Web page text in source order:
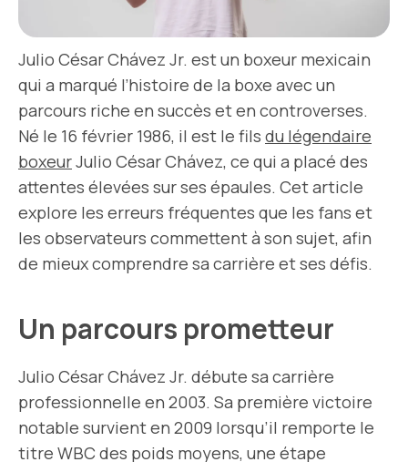
Julio César Chávez Jr. est un boxeur mexicain
qui a marqué l’histoire de la boxe avec un
parcours riche en succès et en controverses.
Né le 16 février 1986, il est le fils du légendaire
boxeurJulio César Chávez, ce qui a placé des
attentes élevées sur ses épaules. Cet article
explore les erreurs fréquentes que les fans et
les observateurs commettent à son sujet, afin
de mieux comprendre sa carrière et ses défis.
Un parcours prometteur
Julio César Chávez Jr. débute sa carrière
professionnelle en 2003. Sa première victoire
notable survient en 2009 lorsqu’il remporte le
titre WBC des poids moyens, une étape